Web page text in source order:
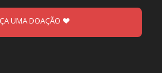
UMA DOAÇÃO